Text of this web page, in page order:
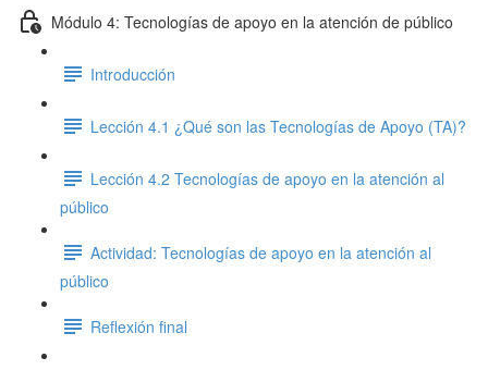
Módulo 4: Tecnologías de apoyo en la atención de público
Introducción
Lección 4.1 ¿Qué son las Tecnologías de Apoyo (TA)?
Lección 4.2 Tecnologías de apoyo en la atención al
público
Actividad: Tecnologías de apoyo en la atención al
público
Reflexión final